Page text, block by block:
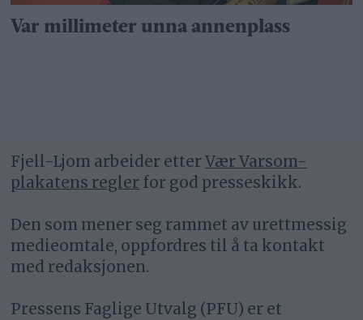
Var millimeter unna annenplass
Fjell-Ljom arbeider etterVær Varsom-
plakatens regler for god presseskikk.
Den som mener seg rammet av urettmessig
medieomtale, oppfordres til å ta kontakt
med redaksjonen.
Pressens Faglige Utvalg (PFU) er et